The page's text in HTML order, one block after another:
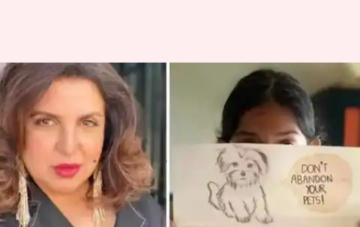
फराह खान की 12 साल की बेटी ने
स्केचिंग करके जरूरतमंदों के लिए
जुटाए 70,000 रुपये
लेखन भावना साहनी Apr 12, 2020
क्या है खबर?